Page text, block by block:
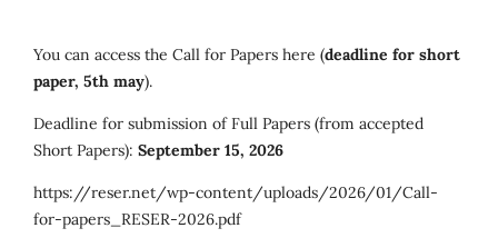
You can access the Call for Papers here (deadline for short
paper, 5th may).
Deadline for submission of Full Papers (from accepted
Short Papers): September 15, 2026
https://reser.net/wp-content/uploads/2026/01/Call-
for-papers_RESER-2026.pdf